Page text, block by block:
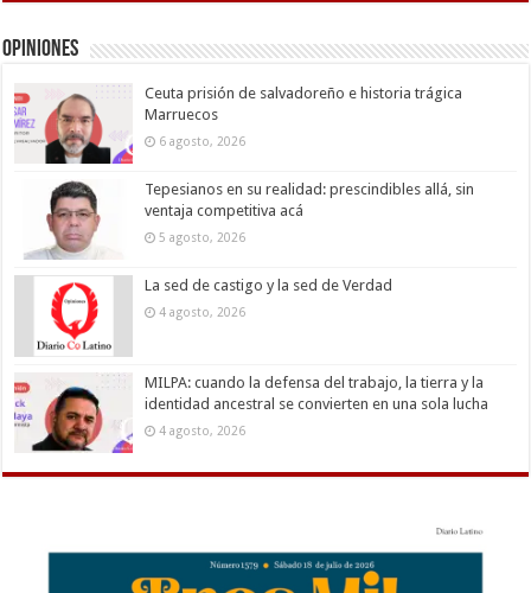
Opiniones
Ceuta prisión de salvadoreño e historia trágica
Marruecos
6 agosto, 2026
Tepesianos en su realidad: prescindibles allá, sin
ventaja competitiva acá
5 agosto, 2026
La sed de castigo y la sed de Verdad
4 agosto, 2026
MILPA: cuando la defensa del trabajo, la tierra y la
identidad ancestral se convierten en una sola lucha
4 agosto, 2026